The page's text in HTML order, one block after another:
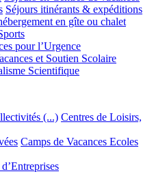
Séjours itinérants & expéditions
en gîte ou chalet
pour l’Urgence
et Soutien Scolaire
Scientifique
(...) Centres de Loisirs,
Camps de Vacances Ecoles